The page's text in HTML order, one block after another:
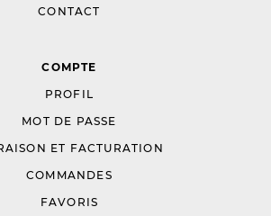
CONTACT
COMPTE
PROFIL
MOT DE PASSE
ET FACTURATION
COMMANDES
FAVORIS